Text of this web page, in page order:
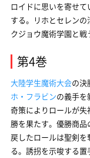
ロイドに思いを寄せて
する。リホとセレン
クジョウ魔術学園と戦
第4巻
大陸学生魔術大会の決
ホ・フラビンの義手を
奇策によりロールが失
勝を果たす。優勝商品
戻したロールは聖剣
る。誘拐を示唆する置